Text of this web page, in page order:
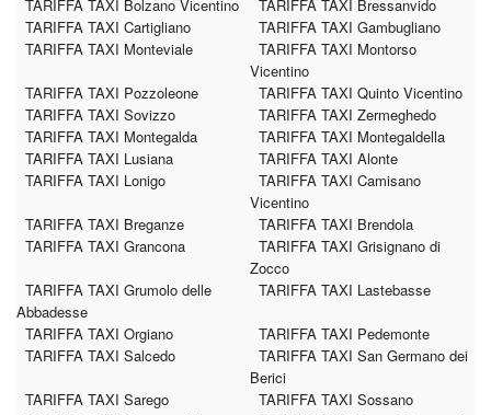
TARIFFA TAXI Bolzano Vicentino
TARIFFA TAXI Bressanvido
TARIFFA TAXI Cartigliano
TARIFFA TAXI Gambugliano
TARIFFA TAXI Monteviale
TARIFFA TAXI Montorso
Vicentino
TARIFFA TAXI Pozzoleone
TARIFFA TAXI Quinto Vicentino
TARIFFA TAXI Sovizzo
TARIFFA TAXI Zermeghedo
TARIFFA TAXI Montegalda
TARIFFA TAXI Montegaldella
TARIFFA TAXI Lusiana
TARIFFA TAXI Alonte
TARIFFA TAXI Lonigo
TARIFFA TAXI Camisano
Vicentino
TARIFFA TAXI Breganze
TARIFFA TAXI Brendola
TARIFFA TAXI Grancona
TARIFFA TAXI Grisignano di
Zocco
TARIFFA TAXI Grumolo delle
Abbadesse
TARIFFA TAXI Lastebasse
TARIFFA TAXI Orgiano
TARIFFA TAXI Pedemonte
TARIFFA TAXI Salcedo
TARIFFA TAXI San Germano dei
Berici
TARIFFA TAXI Sarego
TARIFFA TAXI Sossano